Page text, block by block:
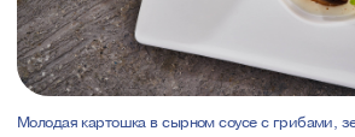
Молодая картошка в сырном соусе с грибами,